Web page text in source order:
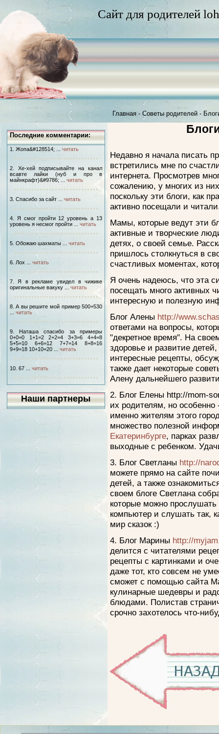
Сайт для родителей
Главная - Советы родителей -
Последние комментарии:
1. Жопа&#128514; ... читать
2. Хе-хей подписывайте на канал
всавте лайки (нуб и про в
майнкрафт)&#9786; ... читать
3. Спасибо за сайт ... читать
4. Я смог пройти 12 уровень а 13
уровень я несмог пройти ... читать
5. Обожаю шахматы ... читать
6. Лох ... читать
7. Я в рекламе увидел в чижике
оригинальные вакуку ... читать
8. А вы решите мой пример 500+530
читать
9. Наташа спасибо за примеры
0+0=0 1+1=2 2+2=4 3+3=6 4+4=8
5+5=10 6+6=12 7+7=14 8+8=16
9+9=18 10+10=20 ... читать
10. 67 ... читать
Наши партнеры
Недавно я начала писать
встретились мне по
интернета. Просмотрев
сожалению, у многих из
поскольку эти блоги, как
активно посещали и
Мамы, которые ведут эти
активные и творческие
детях, о своей семье.
пришлось столкнуться в
счастливых моментах,
Я очень надеюсь, что эта
посещать много активных
интересную и полезную
Блог Алены http://
ответами на вопросы,
"декретное время". На
здоровье и развитие
интересные рецепты,
также дает некоторые
Алену дальнейшего
2. Блог Елены http://mom-
их родителям, но
именно жителям этого
множество полезной
Екатеринбурге, парках
выходные с ребенком.
3. Блог Светланы http://
можете прямо на сайте
детей, а также
своем блоге Светлана
которые можно
компьютер и слушать так,
мир сказок :)
4. Блог Марины http://
делится с читателями
рецепты с картинками и
даже тот, кто совсем не
сможет с помощью сайта
кулинарные шедевры и
блюдами. Полистав
срочно захотелось что-